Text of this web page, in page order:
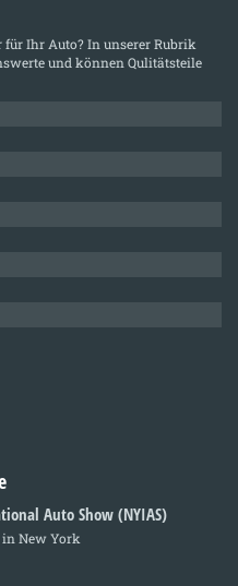
für Ihr Auto? In unserer Rubrik
und können Qulitätsteile
Auto Show (NYIAS)
in New York